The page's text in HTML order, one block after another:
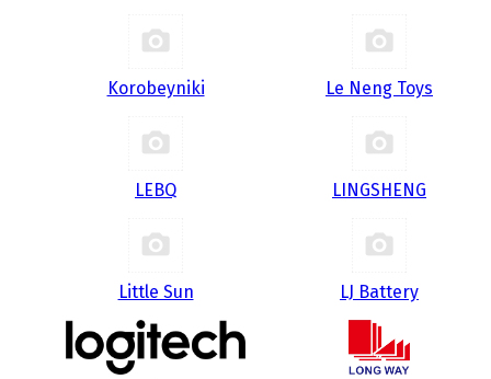
Korobeyniki Le Neng Toys
LEBQ LINGSHENG
Little Sun LJ Battery